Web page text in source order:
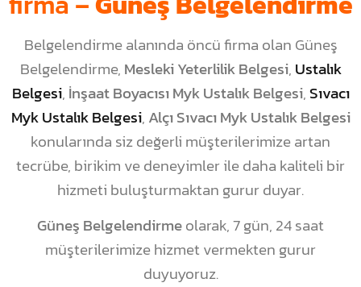
Belgelendirme alanında öncü firma olan Güneş
Belgelendirme, Mesleki Yeterlilik Belgesi, Ustalık
Belgesi, İnşaat Boyacısı Myk Ustalık Belgesi,Sıvacı
Myk Ustalık Belgesi, Alçı Sıvacı Myk Ustalık Belgesi
konularında siz değerli müşterilerimize artan
tecrübe, birikim ve deneyimler ile daha kaliteli bir
hizmeti buluşturmaktan gurur duyar.
Güneş Belgelendirmeolarak, 7 gün, 24 saat
müşterilerimize hizmet vermekten gurur
duyuyoruz.